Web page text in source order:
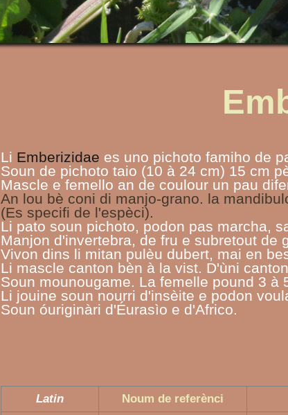
Li Emberizidae es uno pichoto famiho de
Soun de pichoto taio (10 à 24 cm) 15 cm
Mascle e femello an de coulour un pau
An lou bè coni di manjo-grano. la
(Es specifi de l'espèci).
Li pato soun pichoto, podon pas marcha,
Manjon d'invertebra, de fru e subretout de
Vivon dins li mitan pulèu dubert, mai en
Li mascle canton bèn à la vist. D'ùni
Soun mounougame. La femelle pound 3
Li jouine soun nourri d'insèite e podon
Soun óuriginàri d'Éurasìo e d'Africo.
Latin Noum de referènci